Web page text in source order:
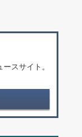
スサイト。